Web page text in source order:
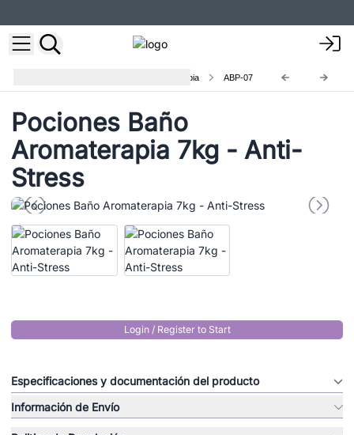
Saco de Pociones Baño Aromaterapia ABP-07
Pociones Baño
Aromaterapia 7kg - Anti-
Stress
Login / Register to Start
Especificaciones y documentación del producto
Información de Envío